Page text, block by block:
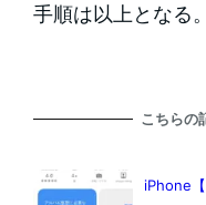
手順は以上となる。
こちらの
iPhone